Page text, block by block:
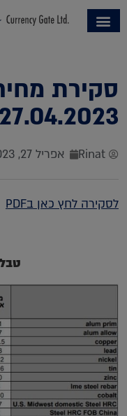
סקירת
27.04.2023
Rinat אפריל 27, 2023
לסקירה לחץ כאן בPDF